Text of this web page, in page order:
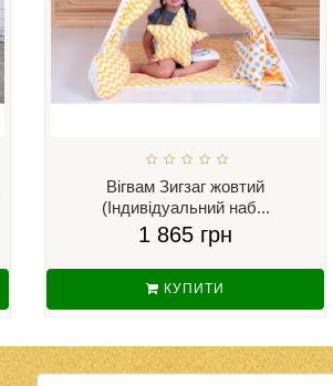
Вігвам Зигзаг жовтий
(Індивідуальний наб...
1 865 грн
КУПИТИ